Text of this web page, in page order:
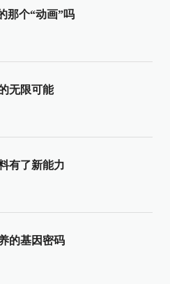
那个“动画”吗
无限可能
有了新能力
的基因密码